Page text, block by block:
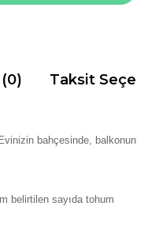
Taksit
Evinizin bahçesinde, balkonun
belirtilen sayıda tohum